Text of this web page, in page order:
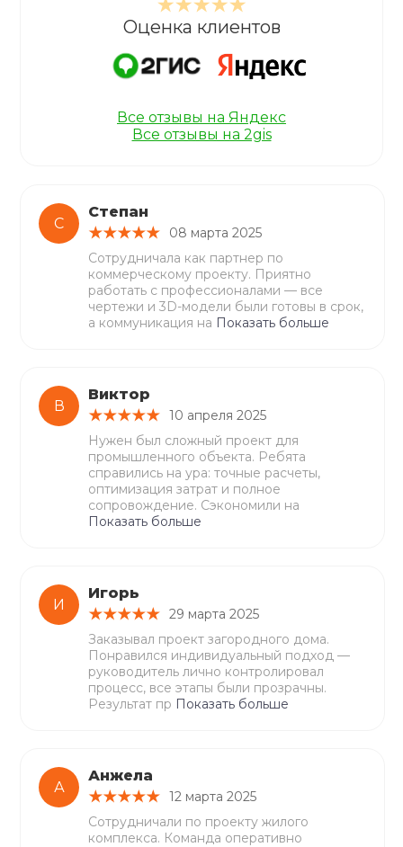
С
Степан
08 марта 2025
Сотрудничала как партнер по
коммерческому проекту. Приятно
работать с профессионалами — все
чертежи и 3D-модели были готовы в срок,
а коммуникация на Показать больше
В
Виктор
10 апреля 2025
Нужен был сложный проект для
промышленного объекта. Ребята
справились на ура: точные расчеты,
оптимизация затрат и полное
сопровождение. Сэкономили на
Показать больше
И
Игорь
29 марта 2025
Заказывал проект загородного дома.
Понравился индивидуальный подход —
руководитель лично контролировал
процесс, все этапы были прозрачны.
Результат пр Показать больше
А
Анжела
12 марта 2025
Сотрудничали по проекту жилого
комплекса. Команда оперативно
Оценка клиентов
Все отзывы на Яндекс
Все отзывы на 2gis